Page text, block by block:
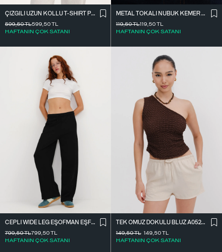
ÇIZGILI UZUN KOLLU T-SHIRT P10522
599,50TL
HAFTANIN ÇOK SATANI
599,50TL
METAL TOKALI NUBUK KEMER K2003-1
119,50TL
HAFTANIN ÇOK SATANI
119,50TL
CEPLI WIDE LEG EŞOFMAN EŞF10487
799,50TL
HAFTANIN ÇOK SATANI
799,50TL
TEK OMUZ DOKULU BLUZ A0522-E2
149,50TL
HAFTANIN ÇOK SATANI
149,50TL